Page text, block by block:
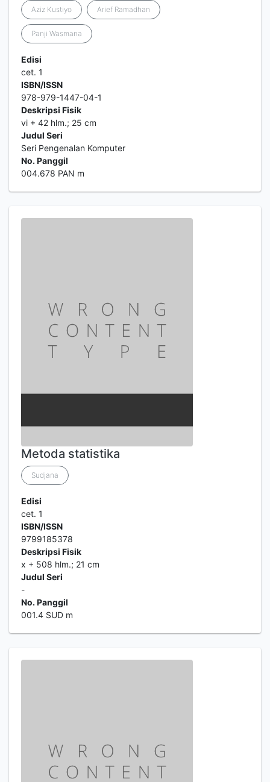
Aziz Kustiyo Arief Ramadhan
Panji Wasmana
Edisi
cet. 1
ISBN/ISSN
978-979-1447-04-1
Deskripsi Fisik
vi + 42 hlm.; 25 cm
Judul Seri
Seri Pengenalan Komputer
No. Panggil
004.678 PAN m
Metoda statistika
Sudjana
Edisi
cet. 1
ISBN/ISSN
9799185378
Deskripsi Fisik
x + 508 hlm.; 21 cm
Judul Seri
-
No. Panggil
001.4 SUD m